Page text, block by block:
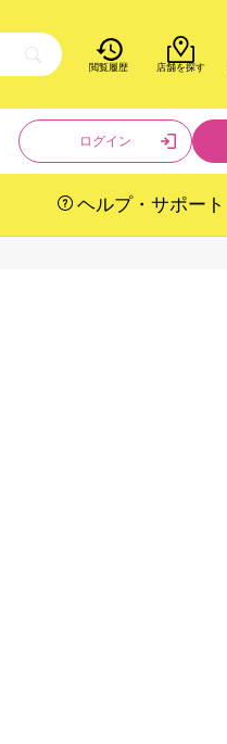
閲覧履歴 店舗を探す
ログイン
ヘルプ・サポート